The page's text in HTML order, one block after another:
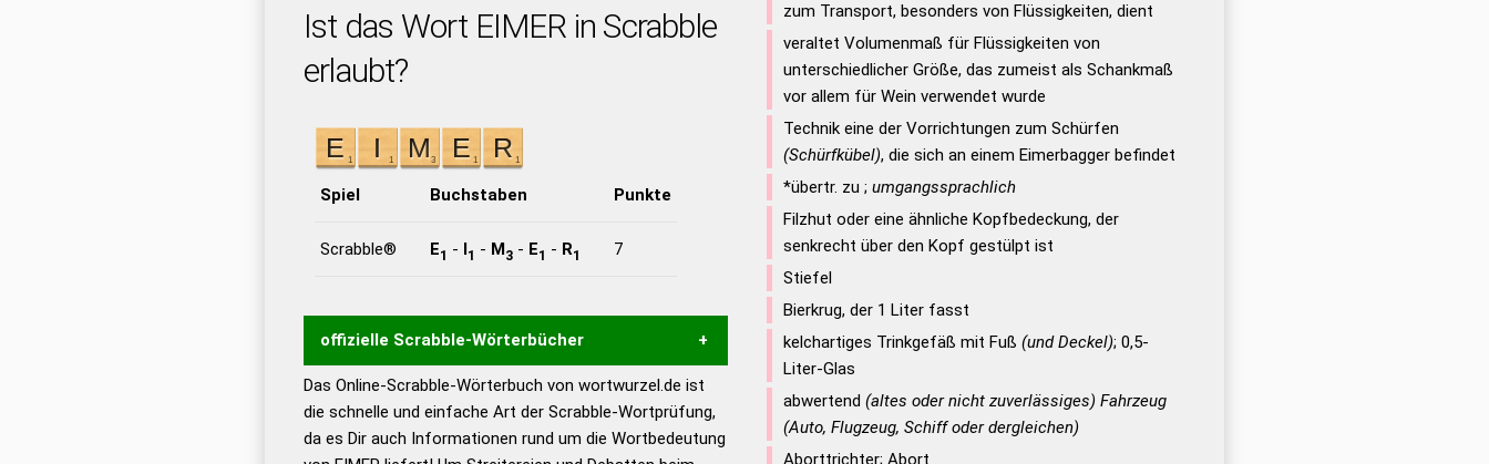
Ist das Wort EIMER in Scrabble
erlaubt?
Spiel Buchstaben Punkte
Scrabble® E1 - I1 - M3- E1 - R1 7
offizielle Scrabble-Wörterbücher
Wortwurzel liefert mit Hilfe eines semantischen
Wortanalyse-Algorithmus gute Anhaltspunkte zu
Wortbedeutung, Worttrennung und Wortform, um die
Das Online-Scrabble-Wörterbuch von wortwurzel.de ist
die schnelle und einfache Art der Scrabble-Wortprüfung,
da es Dir auch Informationen rund um die Wortbedeutung
zum Transport, besonders von Flüssigkeiten, dient
veraltet Volumenmaß für Flüssigkeiten von
unterschiedlicher Größe, das zumeist als Schankmaß
vor allem für Wein verwendet wurde
Technik eine der Vorrichtungen zum Schürfen
(Schürfkübel), die sich an einem Eimerbagger befindet
*übertr. zu ; umgangssprachlich
Filzhut oder eine ähnliche Kopfbedeckung, der
senkrecht über den Kopf gestülpt ist
Stiefel
Bierkrug, der 1 Liter fasst
kelchartiges Trinkgefäß mit Fuß (und Deckel); 0,5-
Liter-Glas
abwertend (altes oder nicht zuverlässiges) Fahrzeug
(Auto, Flugzeug, Schiff oder dergleichen)
Aborttrichter; Abort